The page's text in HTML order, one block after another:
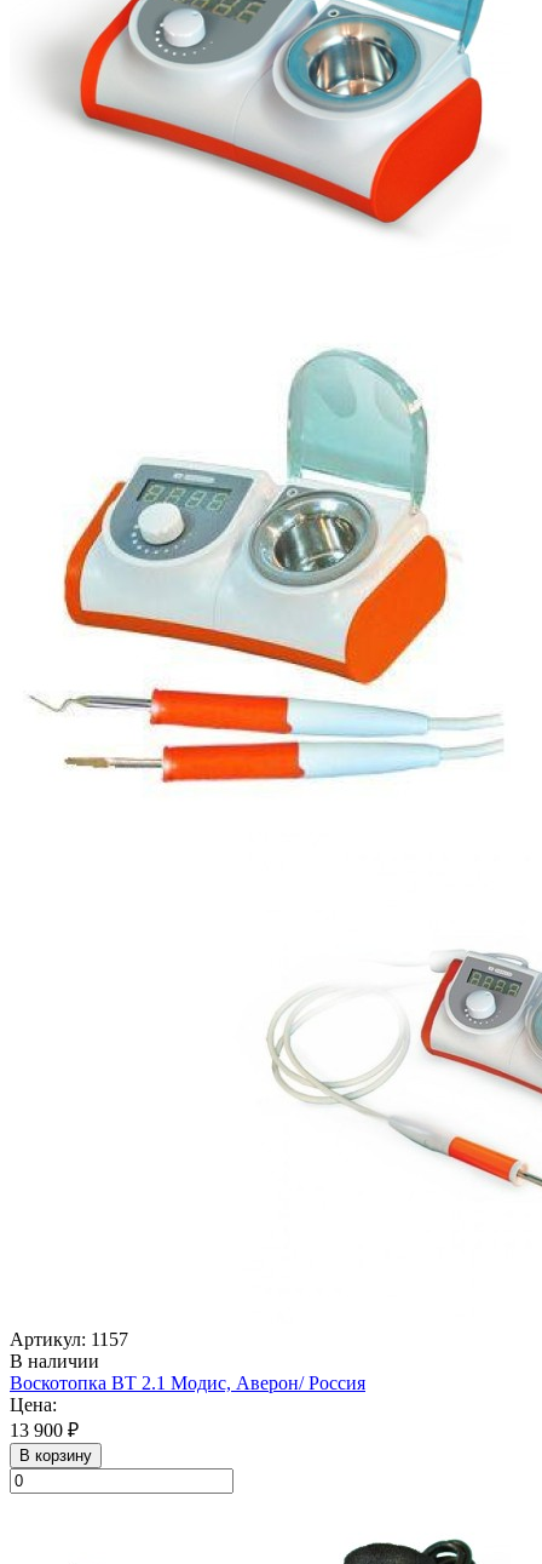
Артикул: 1157
В наличии
Воскотопка ВТ 2.1 Модис, Аверон/ Россия
Цена:
13 900 ₽
В корзину